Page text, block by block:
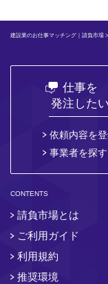
建設業のお仕事マッチング｜請負市場 >
仕事を
発注したい
依頼内容を
事業者を探す
CONTENTS
請負市場とは
ご利用ガイド
利用規約
推奨環境